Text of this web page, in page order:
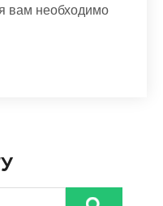
вам необходимо